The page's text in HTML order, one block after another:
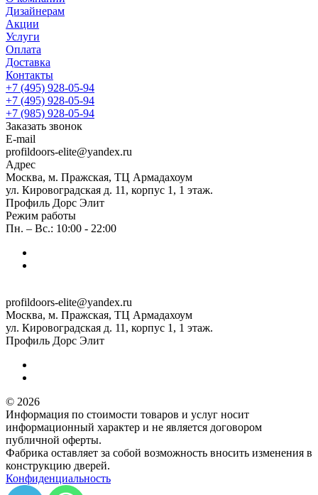
Дизайнерам
Акции
Услуги
Оплата
Доставка
Контакты
+7 (495) 928-05-94
+7 (495) 928-05-94
+7 (985) 928-05-94
Заказать звонок
E-mail
profildoors-elite@yandex.ru
Адрес
Москва, м. Пражская, ТЦ Армадахоум
ул. Кировоградская д. 11, корпус 1, 1 этаж.
Профиль Дорс Элит
Режим работы
Пн. – Вс.: 10:00 - 22:00
profildoors-elite@yandex.ru
Москва, м. Пражская, ТЦ Армадахоум
ул. Кировоградская д. 11, корпус 1, 1 этаж.
Профиль Дорс Элит
© 2026
Информация по стоимости товаров и услуг носит
информационный характер и не является договором
публичной оферты.
Фабрика оставляет за собой возможность вносить изменения в
конструкцию дверей.
Конфиденциальность